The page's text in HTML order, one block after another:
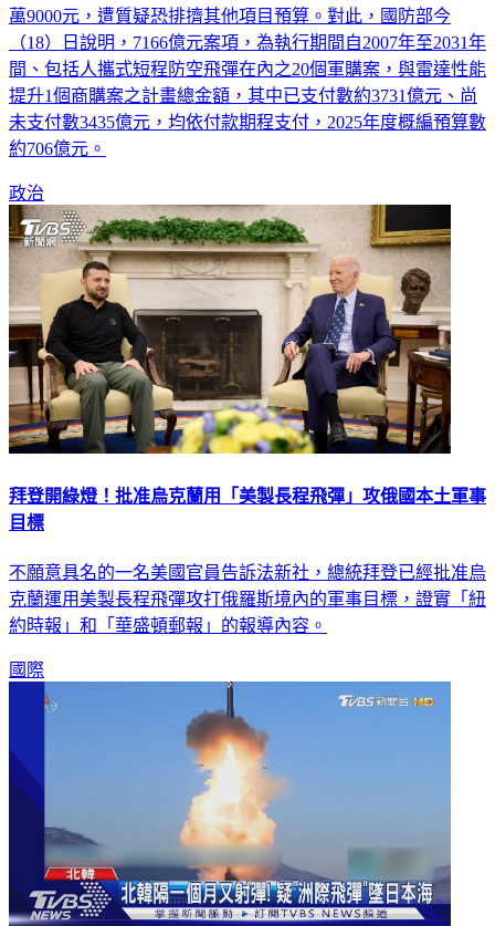
萬9000元，遭質疑恐排擠其他項目預算。對此，國防部今
（18）日說明，7166億元案項，為執行期間自2007年至2031年
間、包括人攜式短程防空飛彈在內之20個軍購案，與雷達性能
提升1個商購案之計畫總金額，其中已支付數約3731億元、尚
未支付數3435億元，均依付款期程支付，2025年度概編預算數
約706億元。
政治
拜登開綠燈！批准烏克蘭用「美製長程飛彈」攻俄國本土軍事
目標
不願意具名的一名美國官員告訴法新社，總統拜登已經批准烏
克蘭運用美製長程飛彈攻打俄羅斯境內的軍事目標，證實「紐
約時報」和「華盛頓郵報」的報導內容。
國際